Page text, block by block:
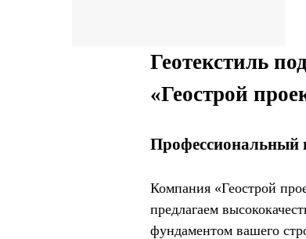
Геотекстиль
«Геострой
Профессиональный
Компания «Геострой
предлагаем
фундаментом вашего